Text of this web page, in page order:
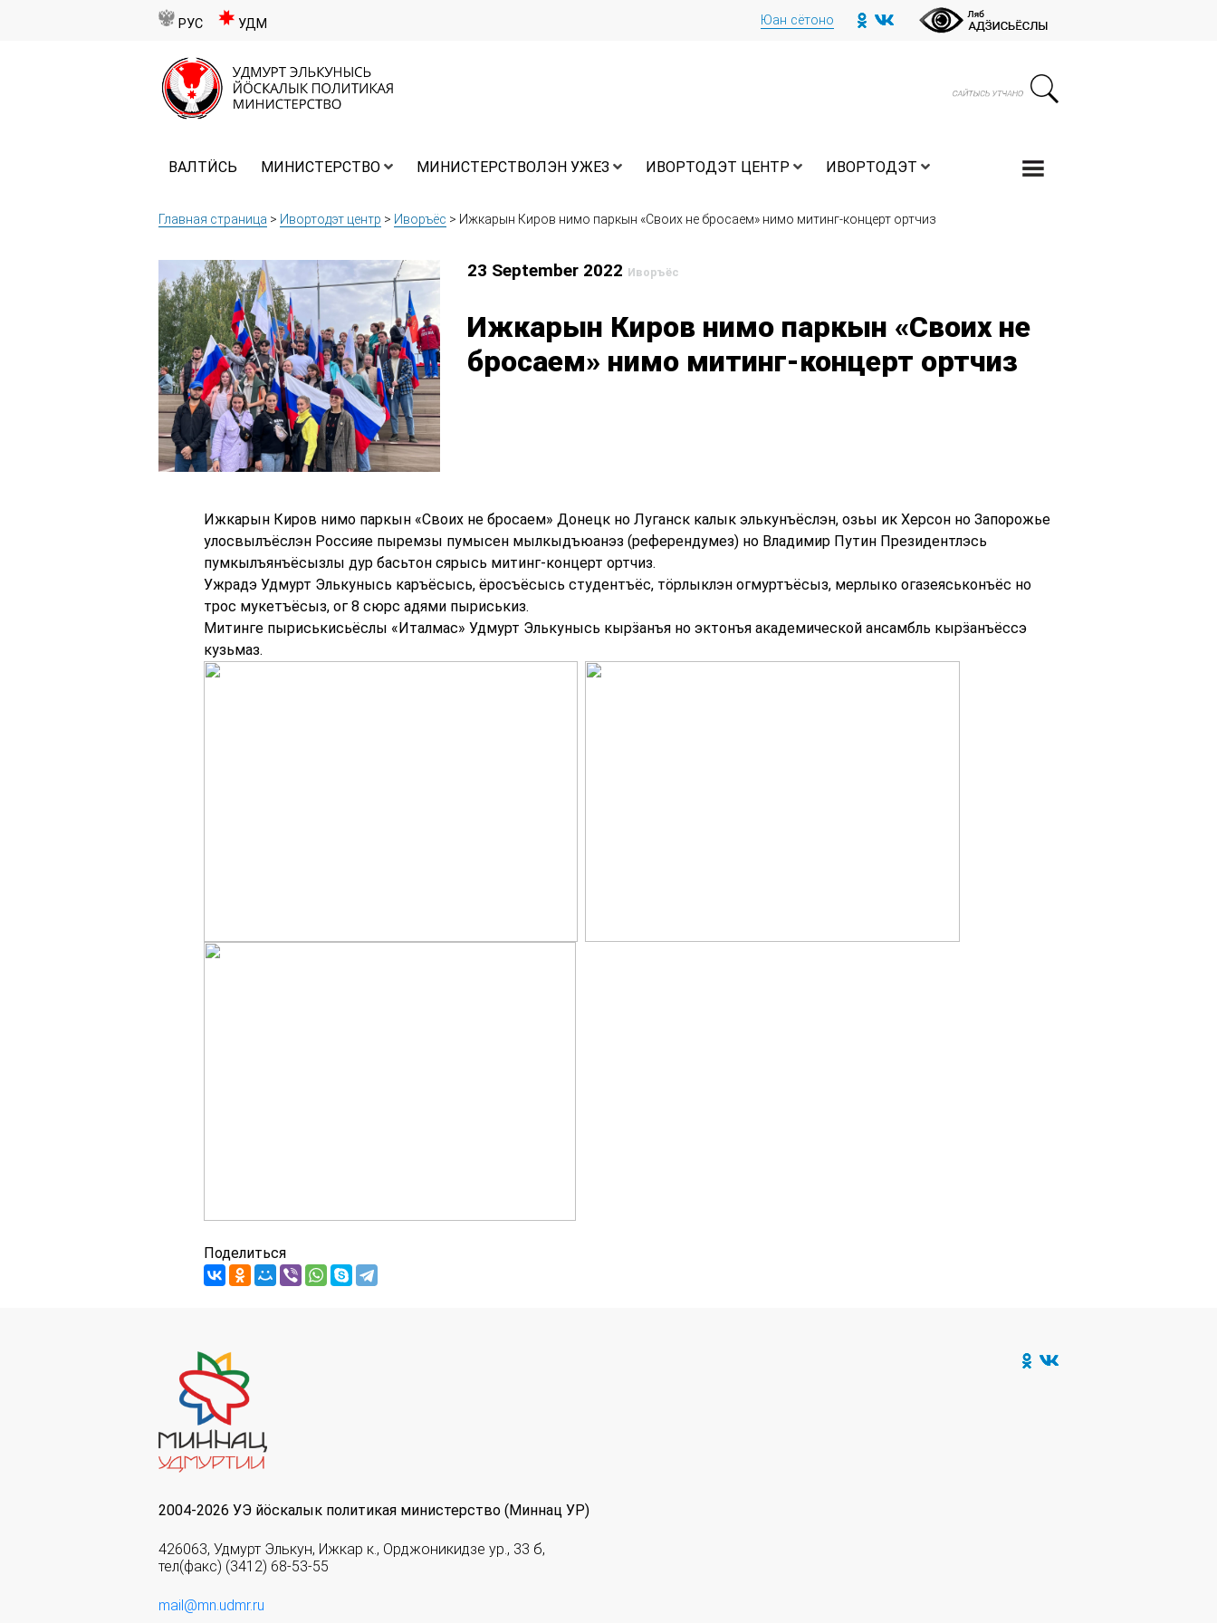
РУС УДМ Юан сётоно
ВАЛТӤСЬ МИНИСТЕРСТВО МИНИСТЕРСТВОЛЭН УЖЕЗ ИВОРТОДЭТ ЦЕНТР ИВОРТОДЭТ
Главная страница > Ивортодэт центр > Иворъёс > Ижкарын Киров нимо паркын «Своих не бросаем» нимо митинг-концерт ортчиз
23 September 2022 Иворъёс
Ижкарын Киров нимо паркын «Своих не
бросаем» нимо митинг-концерт ортчиз
Ижкарын Киров нимо паркын «Своих не бросаем» Донецк но Луганск калык элькунъёслэн, озьы ик Херсон но Запорожье
улосвылъёслэн Россияе пыремзы пумысен мылкыдъюанэз (референдумез) но Владимир Путин Президентлэсь
пумкылъянъёсызлы дур басьтон сярысь митинг-концерт ортчиз.
Ужрадэ Удмурт Элькунысь каръёсысь, ёросъёсысь студентъёс, тӧрлыклэн огмуртъёсыз, мерлыко огазеяськонъёс но
трос мукетъёсыз, ог 8 сюрс адями пыриськиз.
Митинге пыриськисьёслы «Италмас» Удмурт Элькунысь кырӟанъя но эктонъя академической ансамбль кырӟанъёссэ
кузьмаз.
Поделиться
2004-2026 УЭ йöскалык политикая министерство (Миннац УР)
426063, Удмурт Элькун, Ижкар к., Орджоникидзе ур., 33 б,
тел(факс) (3412) 68-53-55
mail@mn.udmr.ru